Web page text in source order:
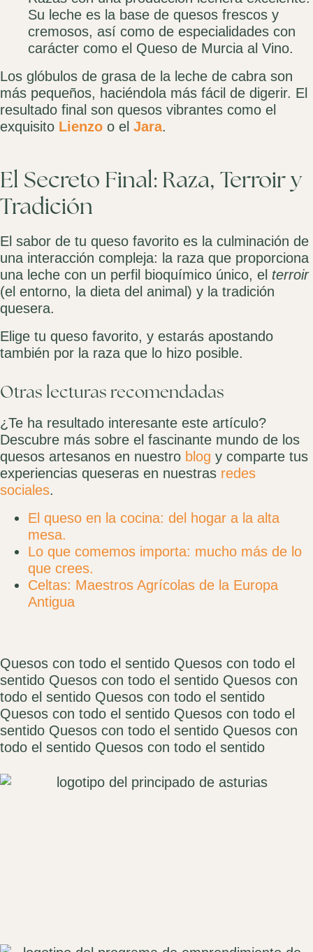
Su leche es la base de quesos frescos y
cremosos, así como de especialidades con
carácter como el Queso de Murcia al Vino.
Los glóbulos de grasa de la leche de cabra son
más pequeños, haciéndola más fácil de digerir. El
resultado final son quesos vibrantes como el
exquisito Lienzo o el Jara.
El Secreto Final: Raza, Terroir y
Tradición
El sabor de tu queso favorito es la culminación de
una interacción compleja: la raza que proporciona
una leche con un perfil bioquímico único, el terroir
(el entorno, la dieta del animal) y la tradición
quesera.
Elige tu queso favorito, y estarás apostando
también por la raza que lo hizo posible.
Otras lecturas recomendadas
¿Te ha resultado interesante este artículo?
Descubre más sobre el fascinante mundo de los
quesos artesanos en nuestro blog y comparte tus
experiencias queseras en nuestras redes
sociales.
El queso en la cocina: del hogar a la alta
mesa.
Lo que comemos importa: mucho más de lo
que crees.
Celtas: Maestros Agrícolas de la Europa
Antigua
Quesos con todo el sentido Quesos con todo el
sentido Quesos con todo el sentido Quesos con
todo el sentido Quesos con todo el sentido
Quesos con todo el sentido Quesos con todo el
sentido Quesos con todo el sentido Quesos con
todo el sentido Quesos con todo el sentido